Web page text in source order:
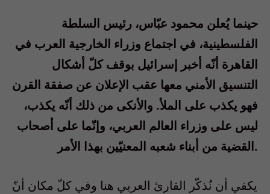
حينما يُعلن محمود عبّاس، رئيس السلطة
الفلسطينية، في اجتماع وزراء الخارجية العرب في
القاهرة أنّه أخبر إسرائيل بوقف كلّ أشكال
التنسيق الأمني معها عقب الإعلان عن صفقة القرن
فهو يكذب على الملأ. والأنكى من ذلك أنّه يكذب،
ليس على وزراء العالم العربي، وإنّما على أصحاب
القضية من أبناء شعبه المعنيّين بهذا الأمر.
يكفي أن نُذكّر القارئ العربي هنا وفي كلّ مكان أنّ